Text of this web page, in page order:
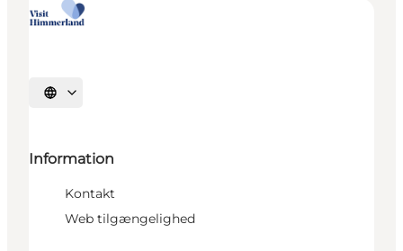
Vælg sprog
Information
Kontakt
Web tilgængelighed